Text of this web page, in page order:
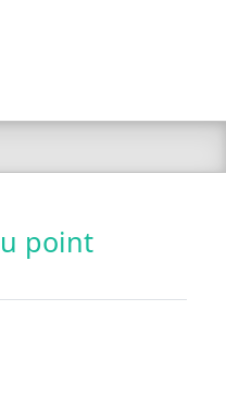
point